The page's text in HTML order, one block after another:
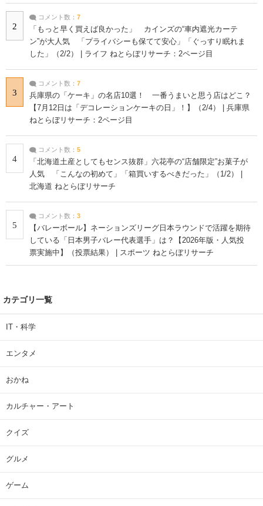
2
コメント数： 7
「もっと早く買えば良かった」 カインズの“車内遮光カーテ
ン”が大人気 「プライバシーも保てて安心」「ぐっすり眠れま
した」（2/2） | ライフ ねとらぼリサーチ：2ページ目
3
コメント数： 7
兵庫県の「ケーキ」の名店10選！ 一番うまいと思う店はどこ？
【7月12日は「デコレーションケーキの日」！】（2/4） | 兵庫県
ねとらぼリサーチ：2ページ目
4
コメント数： 5
「北海道土産としてもセンス抜群」六花亭の“店舗限定”お菓子が
人気 「こんなの初めて」「箱買いするべきだった」（1/2） |
北海道 ねとらぼリサーチ
5
コメント数： 3
【バレーボール】ネーションズリーグ日本ラウンドで活躍を期待
している「日本男子バレー代表選手」は？【2026年版・人気投
票実施中】（投票結果） | スポーツ ねとらぼリサーチ
カテゴリ一覧
IT・科学
エンタメ
おかね
カルチャー・アート
クイズ
グルメ
ゲーム